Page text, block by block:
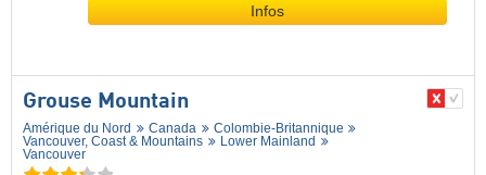
Infos
Grouse Mountain
Amérique du Nord Canada
Colombie-Britannique
Vancouver, Coast & Mountains
Lower Mainland
Vancouver